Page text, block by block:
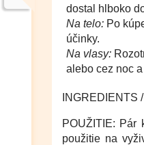
dostal hlboko
Na telo:Po
účinky.
Na vlasy:
alebo cez noc
INGREDIENTS
POUŽITIE:
použitie na